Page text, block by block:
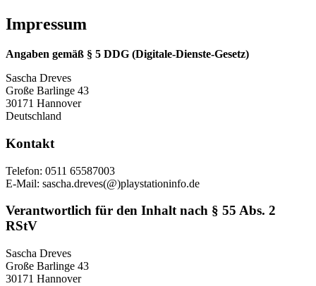
Impressum
Angaben gemäß § 5 DDG (Digitale-Dienste-Gesetz)
Sascha Dreves
Große Barlinge 43
30171 Hannover
Deutschland
Kontakt
Telefon: 0511 65587003
E-Mail: sascha.dreves(@)playstationinfo.de
Verantwortlich für den Inhalt nach § 55 Abs. 2
RStV
Sascha Dreves
Große Barlinge 43
30171 Hannover